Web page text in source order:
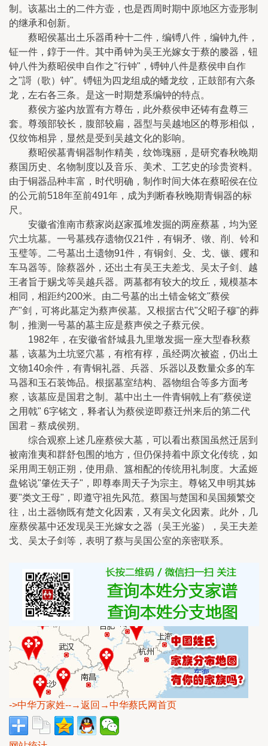
制。该墓出土的二件方壶，也是西周时期中原地区方壶形制
的继承和创新。
蔡昭侯墓出土乐器甬种十二件，编镈八件，编钟九件，
钲一件，錞于一件。其中甬钟为吴王光嫁女于蔡的媵器，钮
钟八件为蔡昭侯申自作之"行钟"，镈钟八件是蔡侯申自作
之"謌（歌）钟"。镈钮为四龙组成的蟠龙纹，正鼓部有六条
龙，左右各三条。是这一时期楚系编钟的特点。
蔡侯方鉴内放置有方尊缶，此外蔡侯申还铸有盘尊三
套。尊颈部较长，腹部较扁，器型与吴越地区的尊形相似，
仅纹饰相异，显然是受到吴越文化的影响。
蔡昭侯墓青铜器制作精美，纹饰瑰丽，是研究春秋晚期
蔡国历史、名物制度以及音乐、美术、工艺史的珍贵资料。
由于铜器品种丰富，时代明确，制作时间大体在蔡昭侯在位
的公元前518年至前491年，成为判断春秋晚期青铜器的标
尺。
安徽省淮南市蔡家岗赵家孤堆发掘的两座蔡墓，均为竖
穴土坑墓。一号墓残存遗物仅21件，有铜矛、镦、削、铃和
玉璧等。二号墓出土遗物91件，有铜剑、殳、戈、镞、钁和
车马器等。除蔡器外，还出土有吴王夫差戈、吴太子剑、越
王者旨于赐戈等吴越兵器。两墓都有较大的坟丘，规模基本
相同，相距约200米。由二号墓的出土错金铭文"蔡侯
产"剑，可将此墓定为蔡声侯墓。又根据古代"父昭子穆"的葬
制，推测一号墓的墓主应是蔡声侯之子蔡元侯。
1982年，在安徽省舒城县九里墩发掘一座大型春秋蔡
墓，该墓为土坑竖穴墓，有棺有椁，虽经两次被盗，仍出土
文物140余件，有青铜礼器、兵器、乐器以及数量众多的车
马器和玉石装饰品。根据墓室结构、器物组合等多方面考
察，该墓应是国君之制。墓中出土一件青铜戟上有"蔡侯逆
之用戟" 6字铭文，释者认为蔡侯逆即蔡迁州来后的第二代
国君－蔡成侯朔。
综合观察上述几座蔡侯大墓，可以看出蔡国虽然迁居到
被南淮夷和群舒包围的地方，但仍保持着中原文化传统，如
采用周王朝正朔，使用鼎、簋相配的传统用礼制度。大孟姬
盘铭说"肇佐天子"，即尊奉周天子为宗主。尊铭又申明其姊
要"类文王母"，即遵守祖先风范。蔡国与楚国和吴国频繁交
往，出土器物既有楚文化因素，又有吴文化因素。此外，几
座蔡侯墓中还发现吴王光嫁女之器（吴王光鉴），吴王夫差
戈、吴太子剑等，表明了蔡与吴国公室的亲密联系。
->中华万家姓--→返回→中华蔡氏网首页